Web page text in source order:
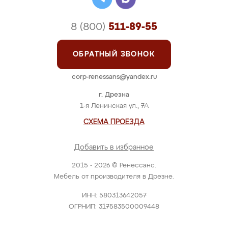
2015 - 2026 © Ренессанс.
Мебель от производителя в Дрезне.
ИНН: 580313642057
ОГРНИП: 317583500009448
г. Дрезна
1-я Ленинская ул., 7А
СХЕМА ПРОЕЗДА
Добавить в избранное
8 (800) 511-89-55
ОБРАТНЫЙ ЗВОНОК
corp-renessans@yandex.ru